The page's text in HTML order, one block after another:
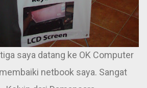
saya datang ke OK Computer
netbook saya. Sangat